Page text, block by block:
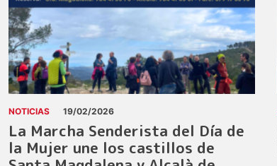
NOTICIAS 19/02/2026
La Marcha Senderista del Día de
la Mujer une los castillos de